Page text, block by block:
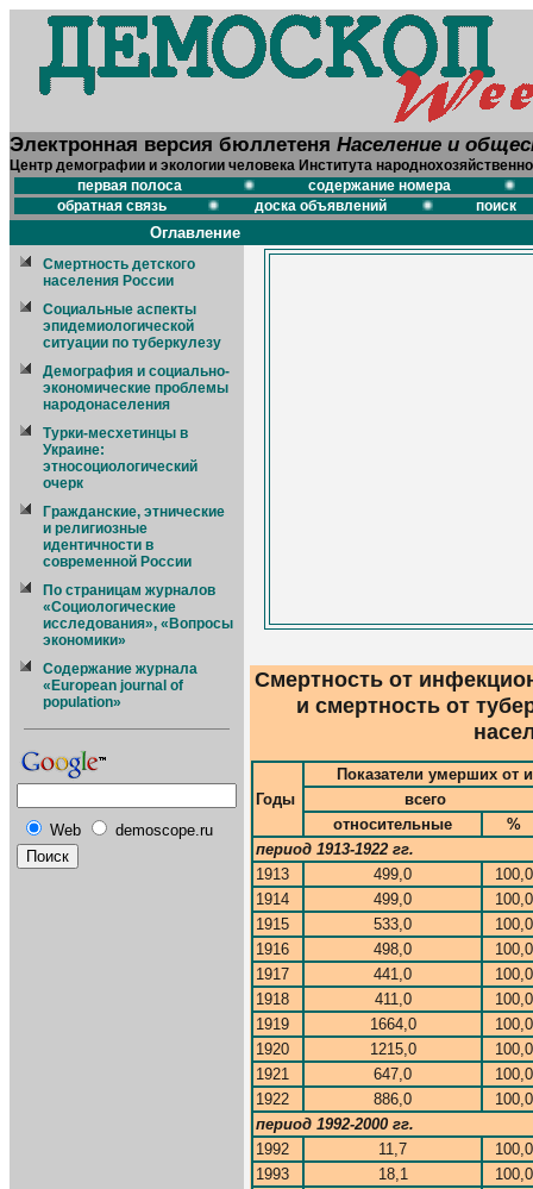
Электронная версия бюллетеня Население и
Центр демографии и экологии человека Института
первая полоса
содержание номера
обратная связь
доска объявлений поиск
Оглавление
Смертность детского
населения России
Социальные аспекты
эпидемиологической
ситуации по туберкулезу
Демография и социально-
экономические проблемы
народонаселения
Турки-месхетинцы в
Украине:
этносоциологический
очерк
Гражданские, этнические
и религиозные
идентичности в
современной России
По страницам журналов
«Социологические
исследования», «Вопросы
экономики»
Содержание журнала
«European journal of
population»
Web demoscope.ru
Смертность от
и смертность от
Годы
Показатели умерших от
всего
относительные
%
период 1913-1922 гг.
1913
499,0
100,0
1914
499,0
100,0
1915
533,0
100,0
1916
498,0
100,0
1917
441,0
100,0
1918
411,0
100,0
1919
1664,0
100,0
1920
1215,0
100,0
1921
647,0
100,0
1922
886,0
100,0
период 1992-2000 гг.
1992
11,7
100,0
1993
18,1
100,0